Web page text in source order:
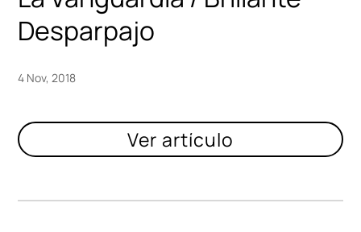
Desparpajo
4 Nov, 2018